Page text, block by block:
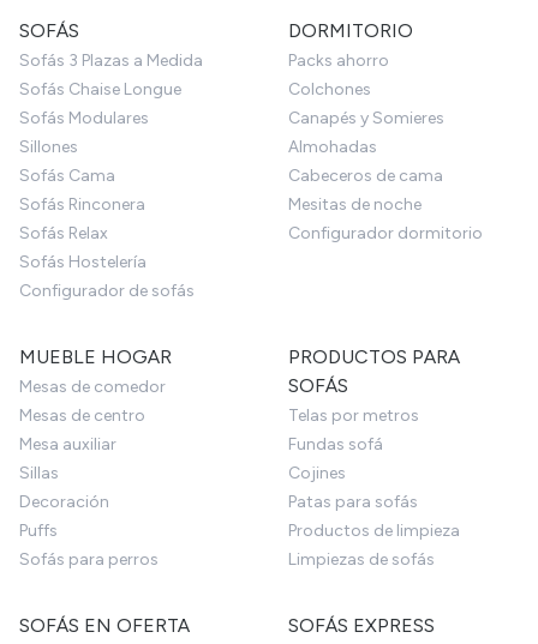
SOFÁS
Sofás 3 Plazas a Medida
Sofás Chaise Longue
Sofás Modulares
Sillones
Sofás Cama
Sofás Rinconera
Sofás Relax
Sofás Hostelería
Configurador de sofás
DORMITORIO
Packs ahorro
Colchones
Canapés y Somieres
Almohadas
Cabeceros de cama
Mesitas de noche
Configurador dormitorio
MUEBLE HOGAR
Mesas de comedor
Mesas de centro
Mesa auxiliar
Sillas
Decoración
Puffs
Sofás para perros
PRODUCTOS PARA
SOFÁS
Telas por metros
Fundas sofá
Cojines
Patas para sofás
Productos de limpieza
Limpiezas de sofás
SOFÁS EN OFERTA SOFÁS EXPRESS